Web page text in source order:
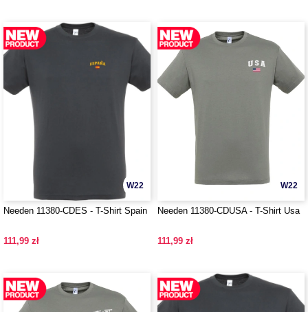
W22
Needen 11380-CDES - T-Shirt Spain
111,99 zł
W22
Needen 11380-CDUSA - T-Shirt Usa
111,99 zł